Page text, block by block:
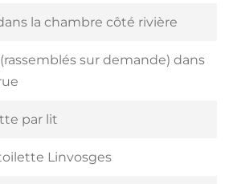
la chambre côté rivière
sur demande) dans
par lit
Linvosges